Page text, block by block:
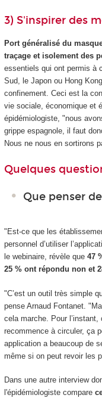
3) S'inspirer des
Port généralisé du
traçage et isolement des
essentiels qui ont permis à
Sud, le Japon ou Hong
confinement. Ceci est la
vie sociale, économique et
épidémiologiste, "nous
grippe espagnole, il faut
Nous ne nous en sortirons
Quelques
Que penser
"Est-ce que les
personnel d’utiliser
le webinaire, révèle que 47
25 % ont répondu non et
"C’est un outil très simple
pense Arnaud Fontanet.
cela marche. Pour l’instant,
recommence à circuler, ça
application a beaucoup de
même si on peut revoir les
Dans une autre interview
l'épidémiologiste compare